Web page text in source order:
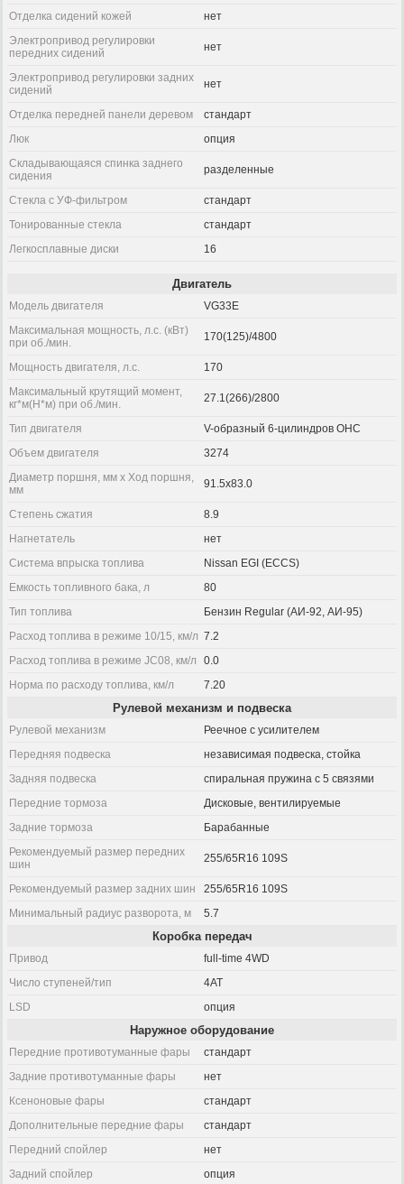
Отделка сидений кожей
нет
Электропривод регулировки
передних сидений
нет
Электропривод регулировки задних
сидений
нет
Отделка передней панели деревом
стандарт
Люк
опция
Складывающаяся спинка заднего
сидения
разделенные
Стекла с УФ-фильтром
стандарт
Тонированные стекла
стандарт
Легкосплавные диски
16
Двигатель
Модель двигателя
VG33E
Максимальная мощность, л.с. (кВт)
при об./мин.
170(125)/4800
Мощность двигателя, л.с.
170
Максимальный крутящий момент,
кг*м(Н*м) при об./мин.
27.1(266)/2800
Тип двигателя
V-образный 6-цилиндров OHC
Объем двигателя
3274
Диаметр поршня, мм x Ход поршня,
мм
91.5x83.0
Степень сжатия
8.9
Нагнетатель
нет
Система впрыска топлива
Nissan EGI (ECCS)
Емкость топливного бака, л
80
Тип топлива
Бензин Regular (АИ-92, АИ-95)
Расход топлива в режиме 10/15, км/л 7.2
Расход топлива в режиме JC08, км/л
0.0
Норма по расходу топлива, км/л
7.20
Рулевой механизм и подвеска
Рулевой механизм
Реечное с усилителем
Передняя подвеска
независимая подвеска, стойка
Задняя подвеска
спиральная пружина с 5 связями
Передние тормоза
Дисковые, вентилируемые
Задние тормоза
Барабанные
Рекомендуемый размер передних
шин
255/65R16 109S
Рекомендуемый размер задних шин
255/65R16 109S
Минимальный радиус разворота, м
5.7
Коробка передач
Привод
full-time 4WD
Число ступеней/тип
4AT
LSD
опция
Наружное оборудование
Передние противотуманные фары
стандарт
Задние противотуманные фары
нет
Ксеноновые фары
стандарт
Дополнительные передние фары
стандарт
Передний спойлер
нет
Задний спойлер
опция